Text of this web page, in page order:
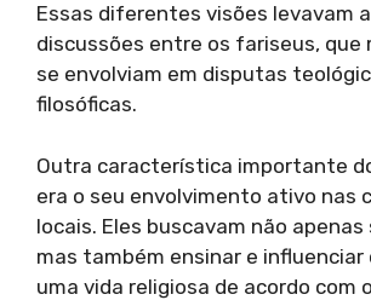
Essas diferentes visões levavam
discussões entre os fariseus, que
se envolviam em disputas
filosóficas.
Outra característica importante
era o seu envolvimento ativo nas
locais. Eles buscavam não apenas
mas também ensinar e
uma vida religiosa de acordo com